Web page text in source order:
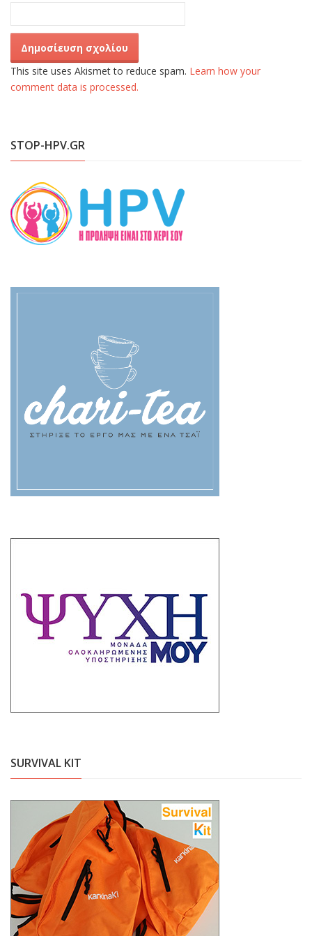
This site uses Akismet to reduce spam. Learn how your
comment data is processed.
STOP-HPV.GR
SURVIVAL KIT